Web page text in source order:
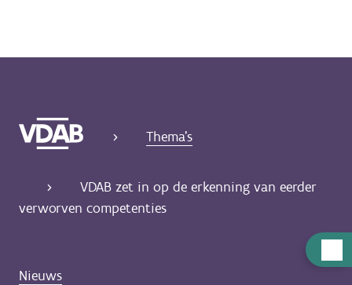
Thema's
VDAB zet in op de erkenning van eerder
verworven competenties
Nieuws